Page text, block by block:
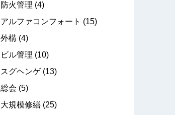
防火管理 (4)
アルファコンフォート (15)
外構 (4)
ビル管理 (10)
スグヘンゲ(13)
総会 (5)
大規模修繕 (25)